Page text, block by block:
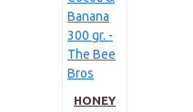
HONEY